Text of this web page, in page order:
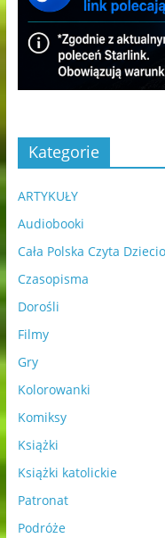
Kategorie
ARTYKUŁY
Audiobooki
Cała Polska Czyta
Czasopisma
Dorośli
Filmy
Gry
Kolorowanki
Komiksy
Książki
Książki katolickie
Patronat
Podróże